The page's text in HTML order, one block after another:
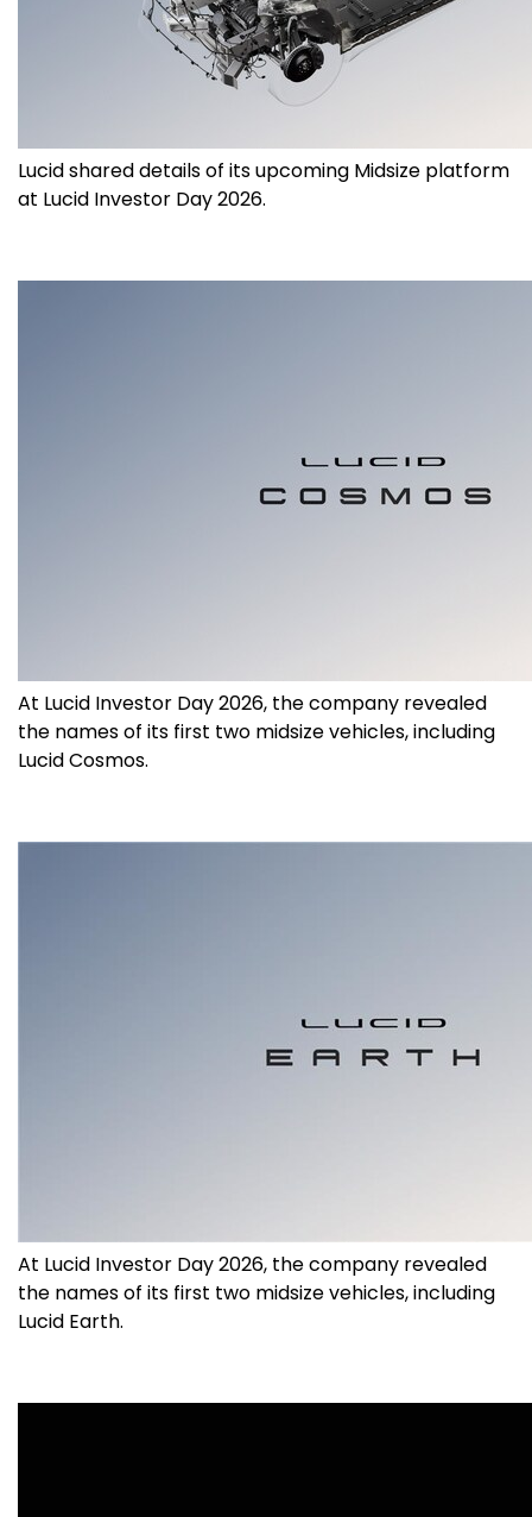
Lucid shared details of its upcoming Midsize platform
at Lucid Investor Day 2026.
At Lucid Investor Day 2026, the company revealed
the names of its first two midsize vehicles, including
Lucid Cosmos.
At Lucid Investor Day 2026, the company revealed
the names of its first two midsize vehicles, including
Lucid Earth.